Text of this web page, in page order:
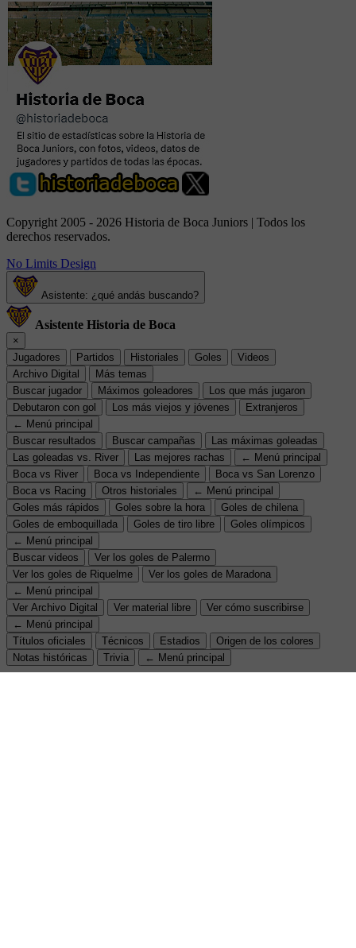
Copyright 2005 - 2026 Historia de Boca Juniors | Todos los
derechos reservados.
No Limits Design
Asistente: ¿qué andás buscando?
Asistente Historia de Boca
×
Jugadores
Partidos Historiales Goles
Videos
Archivo Digital
Más temas
Buscar jugador
Máximos goleadores
Los que más jugaron
Debutaron con gol
Los más viejos y jóvenes
Extranjeros
← Menú principal
Buscar resultados
Buscar campañas
Las máximas goleadas
Las goleadas vs. River
Las mejores rachas
← Menú principal
Boca vs River
Boca vs Independiente
Boca vs San Lorenzo
Boca vs Racing
Otros historiales
← Menú principal
Goles más rápidos
Goles sobre la hora
Goles de chilena
Goles de emboquillada
Goles de tiro libre
Goles olímpicos
← Menú principal
Buscar videos
Ver los goles de Palermo
Ver los goles de Riquelme
Ver los goles de Maradona
← Menú principal
Ver Archivo Digital
Ver material libre
Ver cómo suscribirse
← Menú principal
Títulos oficiales
Técnicos Estadios
Origen de los colores
Notas históricas
Trivia ← Menú principal